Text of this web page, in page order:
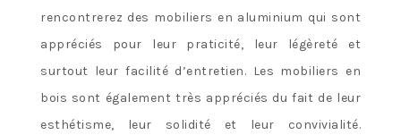
rencontrerez des mobiliers en aluminium qui sont
appréciés pour leur praticité, leur légèreté et
surtout leur facilité d’entretien. Les mobiliers en
bois sont également très appréciés du fait de leur
esthétisme, leur solidité et leur convivialité.